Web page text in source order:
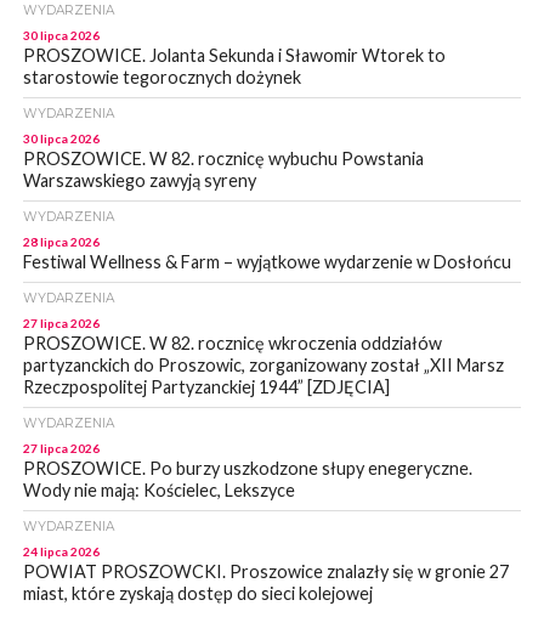
WYDARZENIA
30 lipca 2026
PROSZOWICE. Jolanta Sekunda i Sławomir Wtorek to
starostowie tegorocznych dożynek
WYDARZENIA
30 lipca 2026
PROSZOWICE. W 82. rocznicę wybuchu Powstania
Warszawskiego zawyją syreny
WYDARZENIA
28 lipca 2026
Festiwal Wellness & Farm – wyjątkowe wydarzenie w Dosłońcu
WYDARZENIA
27 lipca 2026
PROSZOWICE. W 82. rocznicę wkroczenia oddziałów
partyzanckich do Proszowic, zorganizowany został „XII Marsz
Rzeczpospolitej Partyzanckiej 1944” [ZDJĘCIA]
WYDARZENIA
27 lipca 2026
PROSZOWICE. Po burzy uszkodzone słupy enegeryczne.
Wody nie mają: Kościelec, Lekszyce
WYDARZENIA
24 lipca 2026
POWIAT PROSZOWCKI. Proszowice znalazły się w gronie 27
miast, które zyskają dostęp do sieci kolejowej